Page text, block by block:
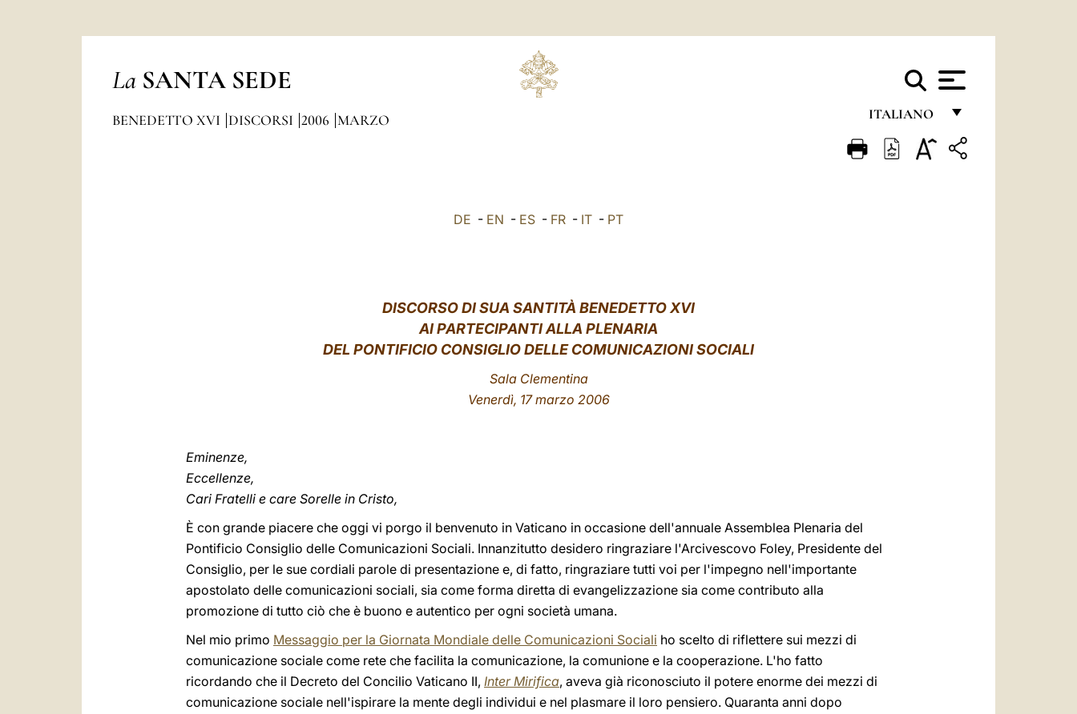
La SANTA SEDE
ITALIANO
FRANÇAIS
BENEDETTO XVI DISCORSI 2006 MARZO
DE - EN - ES - FR - IT - PT
DISCORSO DI SUA SANTITÀ BENEDETTO XVI
AI PARTECIPANTI ALLA PLENARIA
DEL PONTIFICIO CONSIGLIO DELLE COMUNICAZIONI SOCIALI
Sala Clementina
Venerdì, 17 marzo 2006
Eminenze,
Eccellenze,
Cari Fratelli e care Sorelle in Cristo,
È con grande piacere che oggi vi porgo il benvenuto in Vaticano in occasione dell'annuale Assemblea Plenaria del
Pontificio Consiglio delle Comunicazioni Sociali. Innanzitutto desidero ringraziare l'Arcivescovo Foley, Presidente del
Consiglio, per le sue cordiali parole di presentazione e, di fatto, ringraziare tutti voi per l'impegno nell'importante
apostolato delle comunicazioni sociali, sia come forma diretta di evangelizzazione sia come contributo alla
promozione di tutto ciò che è buono e autentico per ogni società umana.
Nel mio primo Messaggio per la Giornata Mondiale delle Comunicazioni Sociali ho scelto di riflettere sui mezzi di
comunicazione sociale come rete che facilita la comunicazione, la comunione e la cooperazione. L'ho fatto
ricordando che il Decreto del Concilio Vaticano II, Inter Mirifica, aveva già riconosciuto il potere enorme dei mezzi di
comunicazione sociale nell'ispirare la mente degli individui e nel plasmare il loro pensiero. Quaranta anni dopo